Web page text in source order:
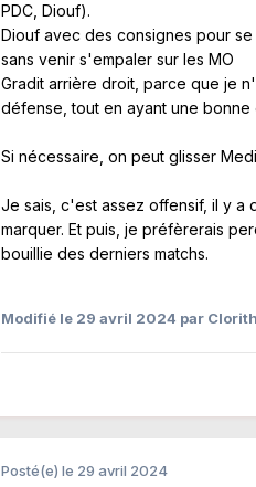
PDC, Diouf).
Diouf avec des consignes pour
sans venir s'empaler sur les MO
Gradit arrière droit, parce que je
défense, tout en ayant une
Si nécessaire, on peut glisser
Je sais, c'est assez offensif, il y a
marquer. Et puis, je préfèrerais
bouillie des derniers matchs.
Modifié le 29 avril 2024 par Clorith
Posté(e)le 29 avril 2024